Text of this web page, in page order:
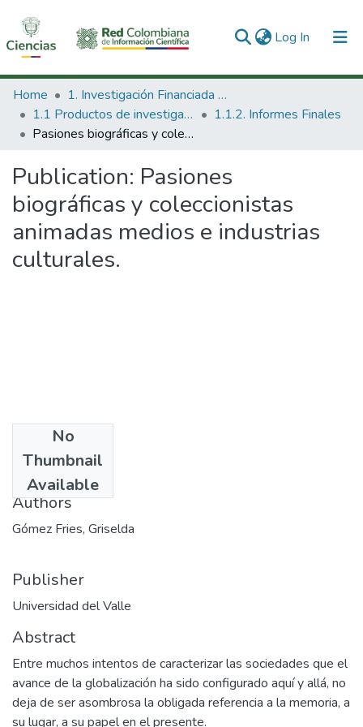
Log In (current)
Communities & Collections
All of DSpace
Home
1. Investigación Financiada con Recursos Públicos
1.1 Productos de investigación
1.1.2. Informes Finales
Pasiones biográficas y coleccionistas animadas medios e industrias culturales.
Publication: Pasiones
biográficas y coleccionistas
animadas medios e industrias
culturales.
No
Thumbnail
Available
2001
Authors
Gómez Fries, Griselda
Publisher
Universidad del Valle
Abstract
Entre muchos intentos de caracterizar las sociedades que el
avance de la globalización ha sido configurado aquí y allá, no
deja de ser asombrosa la obligada referencia a la memoria, a
su lugar, a su papel en el presente.